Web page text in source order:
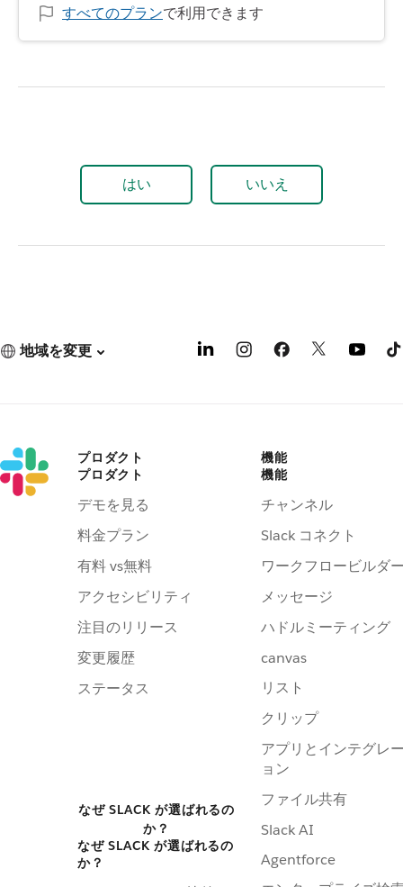
すべてのプランで利用できます
はい いいえ
地域を変更
プロダクト
プロダクト
デモを見る
料金プラン
有料 vs無料
アクセシビリティ
注目のリリース
変更履歴
ステータス
なぜ SLACK が選ばれるの
か？
なぜ SLACK が選ばれるの
か？
機能
機能
チャンネル
Slack コネクト
ワークフロービルダ
メッセージ
ハドルミーティング
canvas
リスト
クリップ
アプリとインテグレ
ョン
ファイル共有
Slack AI
Agentforce